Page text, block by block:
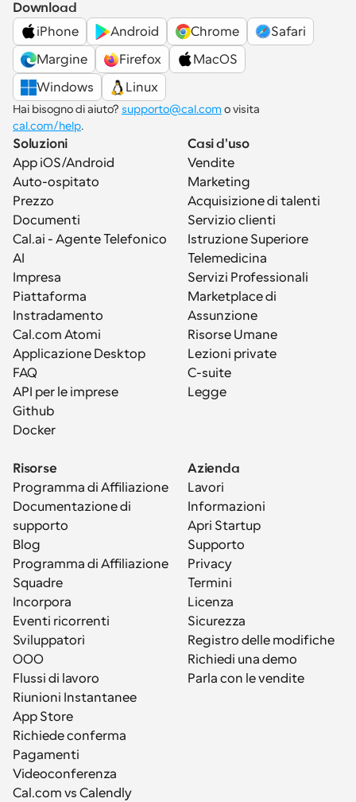
Download
iPhone
Android Chrome
Safari
Margine
Firefox
MacOS
Windows
Linux
Hai bisogno di aiuto? supporto@cal.com
cal.com/help.
Soluzioni
App iOS/Android
Auto-ospitato
Prezzo
Documenti
Cal.ai - Agente Telefonico
AI
Impresa
Piattaforma
Instradamento
Cal.com Atomi
Applicazione Desktop
FAQ
API per le imprese
Github
Docker
Casi d'uso
Vendite
Marketing
Acquisizione di talenti
Servizio clienti
Istruzione Superiore
Telemedicina
Servizi Professionali
Marketplace di
Assunzione
Risorse Umane
Lezioni private
C-suite
Legge
Risorse
Programma di Affiliazione
Documentazione di
supporto
Blog
Programma di Affiliazione
Squadre
Incorpora
Eventi ricorrenti
Sviluppatori
OOO
Flussi di lavoro
Riunioni Instantanee
App Store
Richiede conferma
Pagamenti
Videoconferenza
Cal.com vs Calendly
Azienda
Lavori
Informazioni
Apri Startup
Supporto
Privacy
Termini
Licenza
Sicurezza
Registro delle modifiche
Richiedi una demo
Parla con le vendite